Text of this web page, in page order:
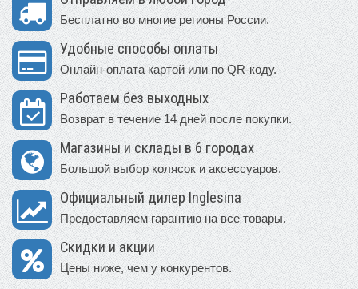
Бесплатно во многие регионы России.
Удобные способы оплаты
Онлайн-оплата картой или по QR-коду.
Работаем без выходных
Возврат в течение 14 дней после покупки.
Магазины и склады в 6 городах
Большой выбор колясок и аксессуаров.
Официальный дилер Inglesina
Предоставляем гарантию на все товары.
Скидки и акции
Цены ниже, чем у конкурентов.